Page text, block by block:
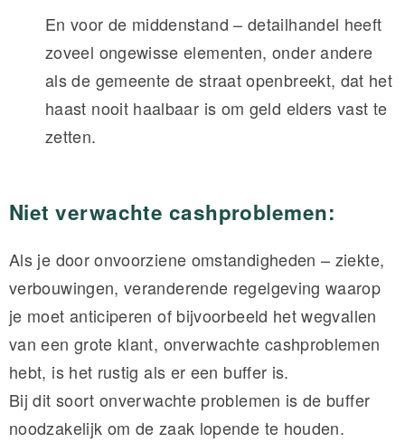
En voor de middenstand – detailhandel heeft
zoveel ongewisse elementen, onder andere
als de gemeente de straat openbreekt, dat het
haast nooit haalbaar is om geld elders vast te
zetten.
Niet verwachte cashproblemen:
Als je door onvoorziene omstandigheden – ziekte,
verbouwingen, veranderende regelgeving waarop
je moet anticiperen of bijvoorbeeld het wegvallen
van een grote klant, onverwachte cashproblemen
hebt, is het rustig als er een buffer is.
Bij dit soort onverwachte problemen is de buffer
noodzakelijk om de zaak lopende te houden.